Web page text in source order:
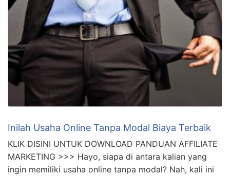
Inilah Usaha Online Tanpa Modal Biaya Terbaik
KLIK DISINI UNTUK DOWNLOAD PANDUAN AFFILIATE
MARKETING >>> Hayo, siapa di antara kalian yang
ingin memiliki usaha online tanpa modal? Nah, kali ini